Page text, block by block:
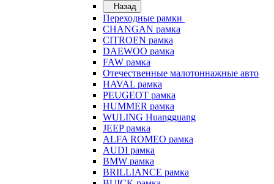
Назад
Переходные рамки
CHANGAN рамка
CITROEN рамка
DAEWOO рамка
FAW рамка
Отечественные малотоннажные авто
HAVAL рамка
PEUGEOT рамка
HUMMER рамка
WULING Huangguang
JEEP рамка
ALFA ROMEO рамка
AUDI рамка
BMW рамка
BRILLIANCE рамка